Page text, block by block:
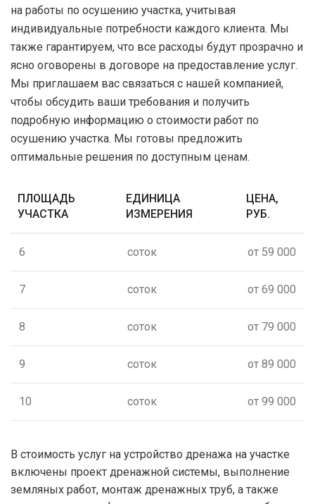
на работы по осушению участка, учитывая
индивидуальные потребности каждого клиента. Мы
также гарантируем, что все расходы будут прозрачно и
ясно оговорены в договоре на предоставление услуг.
Мы приглашаем вас связаться с нашей компанией,
чтобы обсудить ваши требования и получить
подробную информацию о стоимости работ по
осушению участка. Мы готовы предложить
оптимальные решения по доступным ценам.
ПЛОЩАДЬ
УЧАСТКА
ЕДИНИЦА
ИЗМЕРЕНИЯ
ЦЕНА,
РУБ.
6 соток от 59 000
7 соток от 69 000
8 соток от 79 000
9 соток от 89 000
10 соток от 99 000
В стоимость услуг на устройство дренажа на участке
включены проект дренажной системы, выполнение
земляных работ, монтаж дренажных труб, а также